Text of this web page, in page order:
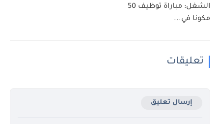
الشغل: مباراة توظيف 50
مكونا في...
تعليقات
إرسال تعليق